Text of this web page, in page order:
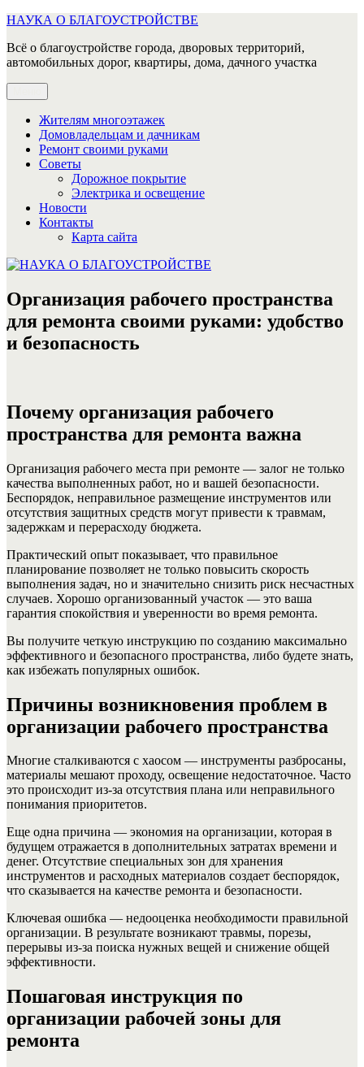
Перейти
содержимому
НАУКА О БЛАГОУСТРОЙСТВЕ
Всё о благоустройстве города, дворовых территорий,
автомобильных дорог, квартиры, дома, дачного участка
Жителям многоэтажек
Домовладельцам и дачникам
Ремонт своими руками
Советы
Дорожное покрытие
Электрика и освещение
Новости
Контакты
Карта сайта
Организация рабочего пространства
для ремонта своими руками: удобство
и безопасность
Почему организация рабочего
пространства для ремонта важна
Организация рабочего места при ремонте — залог не только
качества выполненных работ, но и вашей безопасности.
Беспорядок, неправильное размещение инструментов или
отсутствия защитных средств могут привести к травмам,
задержкам и перерасходу бюджета.
Практический опыт показывает, что правильное
планирование позволяет не только повысить скорость
выполнения задач, но и значительно снизить риск несчастных
случаев. Хорошо организованный участок — это ваша
гарантия спокойствия и уверенности во время ремонта.
Вы получите четкую инструкцию по созданию максимально
эффективного и безопасного пространства, либо будете знать,
как избежать популярных ошибок.
Причины возникновения проблем в
организации рабочего пространства
Многие сталкиваются с хаосом — инструменты разбросаны,
материалы мешают проходу, освещение недостаточное. Часто
это происходит из-за отсутствия плана или неправильного
понимания приоритетов.
Еще одна причина — экономия на организации, которая в
будущем отражается в дополнительных затратах времени и
денег. Отсутствие специальных зон для хранения
инструментов и расходных материалов создает беспорядок,
что сказывается на качестве ремонта и безопасности.
Ключевая ошибка — недооценка необходимости правильной
организации. В результате возникают травмы, порезы,
перерывы из-за поиска нужных вещей и снижение общей
эффективности.
Пошаговая инструкция по
организации рабочей зоны для
ремонта